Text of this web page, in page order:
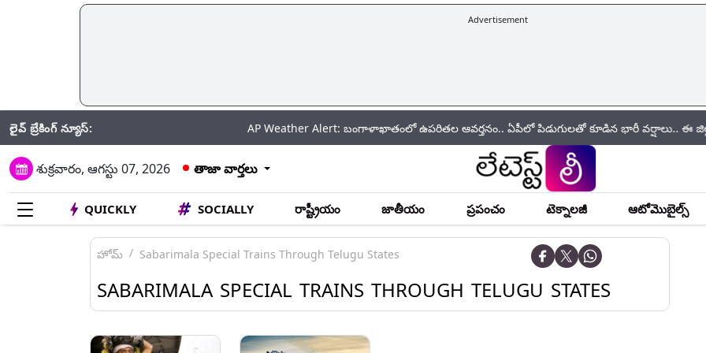
Advertisement
లైవ్ బ్రేకింగ్ న్యూస్: AP Weather Alert: బంగాళాఖాతంలో ఉపరితల ఆవర్తనం.. ఏపీలో పిడుగులతో కూడిన భారీ వర్షాలు.. ఈ జిల్లాల
శుక్రవారం, ఆగస్టు 07, 2026 తాజా వార్తలు
QUICKLY SOCIALLY రాష్ట్రీయం జాతీయం ప్రపంచం టెక్నాలజీ ఆటోమొబైల్స్
హోమ్ Sabarimala Special Trains Through Telugu States
SABARIMALA SPECIAL TRAINS THROUGH TELUGU STATES